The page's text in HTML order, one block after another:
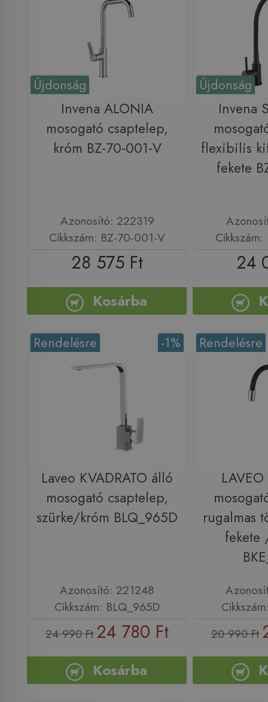
Újdonság
Invena ALONIA
mosogató csaptelep,
króm BZ-70-001-V
Azonosító: 222319
Cikkszám: BZ-70-001-V
28 575 Ft
Kosárba
Újdonság
Invena
flexibilis
fekete
24
-1%
Rendelésre
Laveo KVADRATO álló
mosogató csaptelep,
szürke/króm BLQ_965D
Azonosító: 221248
Cikkszám: BLQ_965D
24 990 Ft 24 780 Ft
Kosárba
Rendelésre
rugalmas
fekete
20 990 Ft